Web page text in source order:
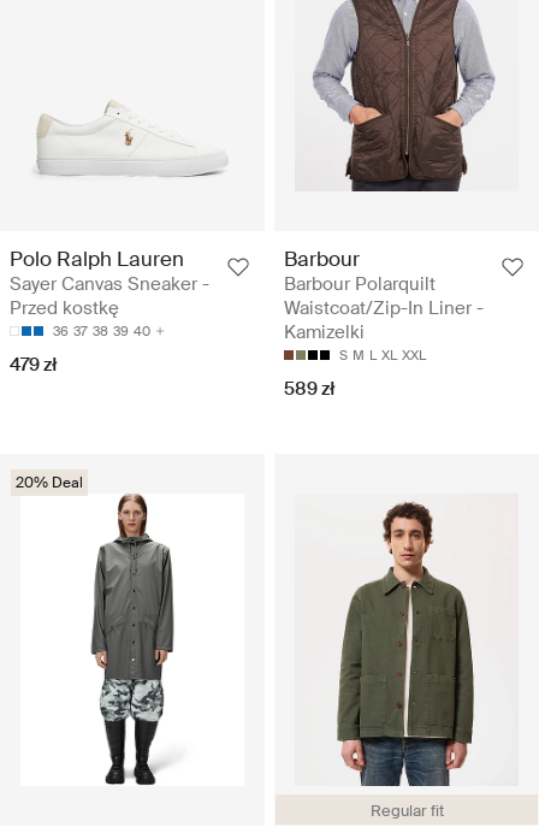
Polo Ralph Lauren
Sayer Canvas Sneaker -
Przed kostkę
36 37 38 39 40
479 zł
Barbour
Barbour Polarquilt
Waistcoat/Zip-In Liner -
Kamizelki
S M L XL XXL
589 zł
20% Deal
Regular fit